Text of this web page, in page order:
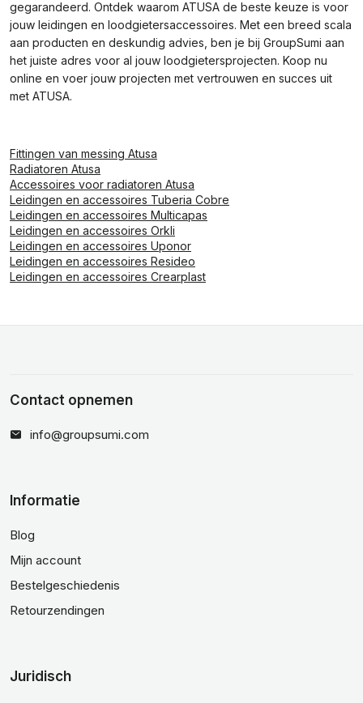
gegarandeerd. Ontdek waarom ATUSA de beste keuze is voor
jouw leidingen en loodgietersaccessoires. Met een breed scala
aan producten en deskundig advies, ben je bij GroupSumi aan
het juiste adres voor al jouw loodgietersprojecten. Koop nu
online en voer jouw projecten met vertrouwen en succes uit
met ATUSA.
Fittingen van messing Atusa
Radiatoren Atusa
Accessoires voor radiatoren Atusa
Leidingen en accessoires Tuberia Cobre
Leidingen en accessoires Multicapas
Leidingen en accessoires Orkli
Leidingen en accessoires Uponor
Leidingen en accessoires Resideo
Leidingen en accessoires Crearplast
Contact opnemen
info@groupsumi.com
Informatie
Blog
Mijn account
Bestelgeschiedenis
Retourzendingen
Juridisch